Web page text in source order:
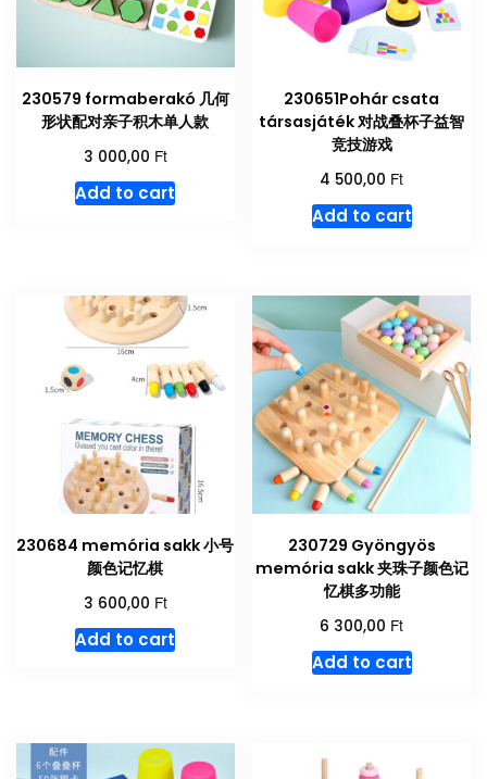
230579 formaberakó 几何
形状配对亲子积木单人款
3 000,00 Ft
Add to cart
230651Pohár csata
társasjáték 对战叠杯子益智
竞技游戏
4 500,00 Ft
Add to cart
230684 memória sakk 小号
颜色记忆棋
3 600,00 Ft
Add to cart
230729 Gyöngyös
memória sakk 夹珠子颜色记
忆棋多功能
6 300,00 Ft
Add to cart